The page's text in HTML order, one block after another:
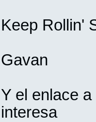
Keep Rollin'
Gavan
Y el enlace
interesa